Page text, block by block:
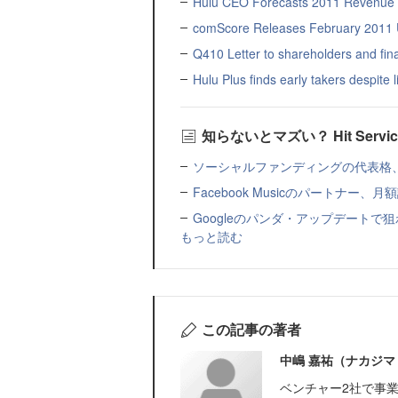
comScore Releases February
Q410 Letter to shareholders and
Hulu Plus finds early takers despite
知らないとマズい？ Hit
ソーシャルファンディングの代表
Facebook Musicのパートナー、月
Googleのパンダ・アップデートで
もっと読む
この記事の著者
中嶋 嘉祐（ナカジ
ベンチャー2社で事